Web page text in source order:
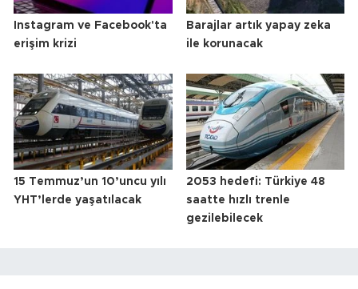
Instagram ve Facebook'ta
erişim krizi
Barajlar artık yapay zeka
ile korunacak
15 Temmuz’un 10’uncu yılı
YHT’lerde yaşatılacak
2053 hedefi: Türkiye 48
saatte hızlı trenle
gezilebilecek